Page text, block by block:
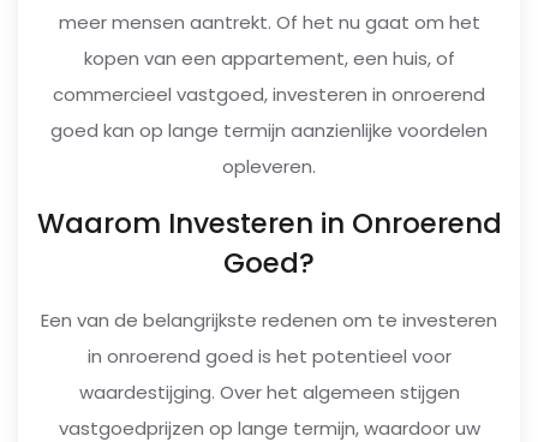
meer mensen aantrekt. Of het nu gaat om het
kopen van een appartement, een huis, of
commercieel vastgoed, investeren in onroerend
goed kan op lange termijn aanzienlijke voordelen
opleveren.
Waarom Investeren in Onroerend
Goed?
Een van de belangrijkste redenen om te investeren
in onroerend goed is het potentieel voor
waardestijging. Over het algemeen stijgen
vastgoedprijzen op lange termijn, waardoor uw